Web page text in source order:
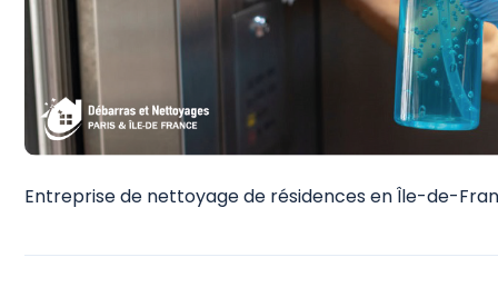
Entreprise de nettoyage de résidences en Île-de-